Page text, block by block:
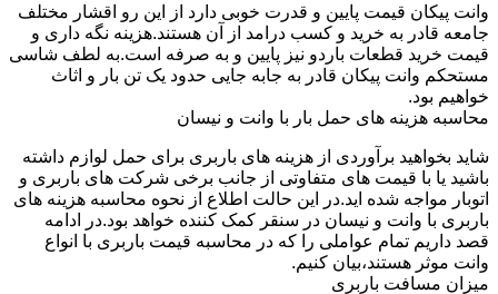
وانت پیکان قیمت پایین و قدرت خوبی دارد از این رو اقشار مختلف
جامعه قادر به خرید و کسب درامد از آن هستند.هزینه نگه داری و
قیمت خرید قطعات باردو نیز پایین و به صرفه است.به لطف شاسی
مستحکم وانت پیکان قادر به جابه جایی حدود یک تن بار و اثاث
خواهیم بود.
محاسبه هزینه های حمل بار با وانت و نیسان
شاید بخواهید برآوردی از هزینه های باربری برای حمل لوازم داشته
باشید یا با قیمت های متفاوتی از جانب برخی شرکت های باربری و
اتوبار مواجه شده اید.در این حالت اطلاع از نحوه محاسبه هزینه های
باربری با وانت و نیسان در سنقر کمک کننده خواهد بود.در ادامه
قصد داریم تمام عواملی را که در محاسبه قیمت باربری با انواع
وانت موثر هستند،بیان کنیم.
میزان مسافت باربری